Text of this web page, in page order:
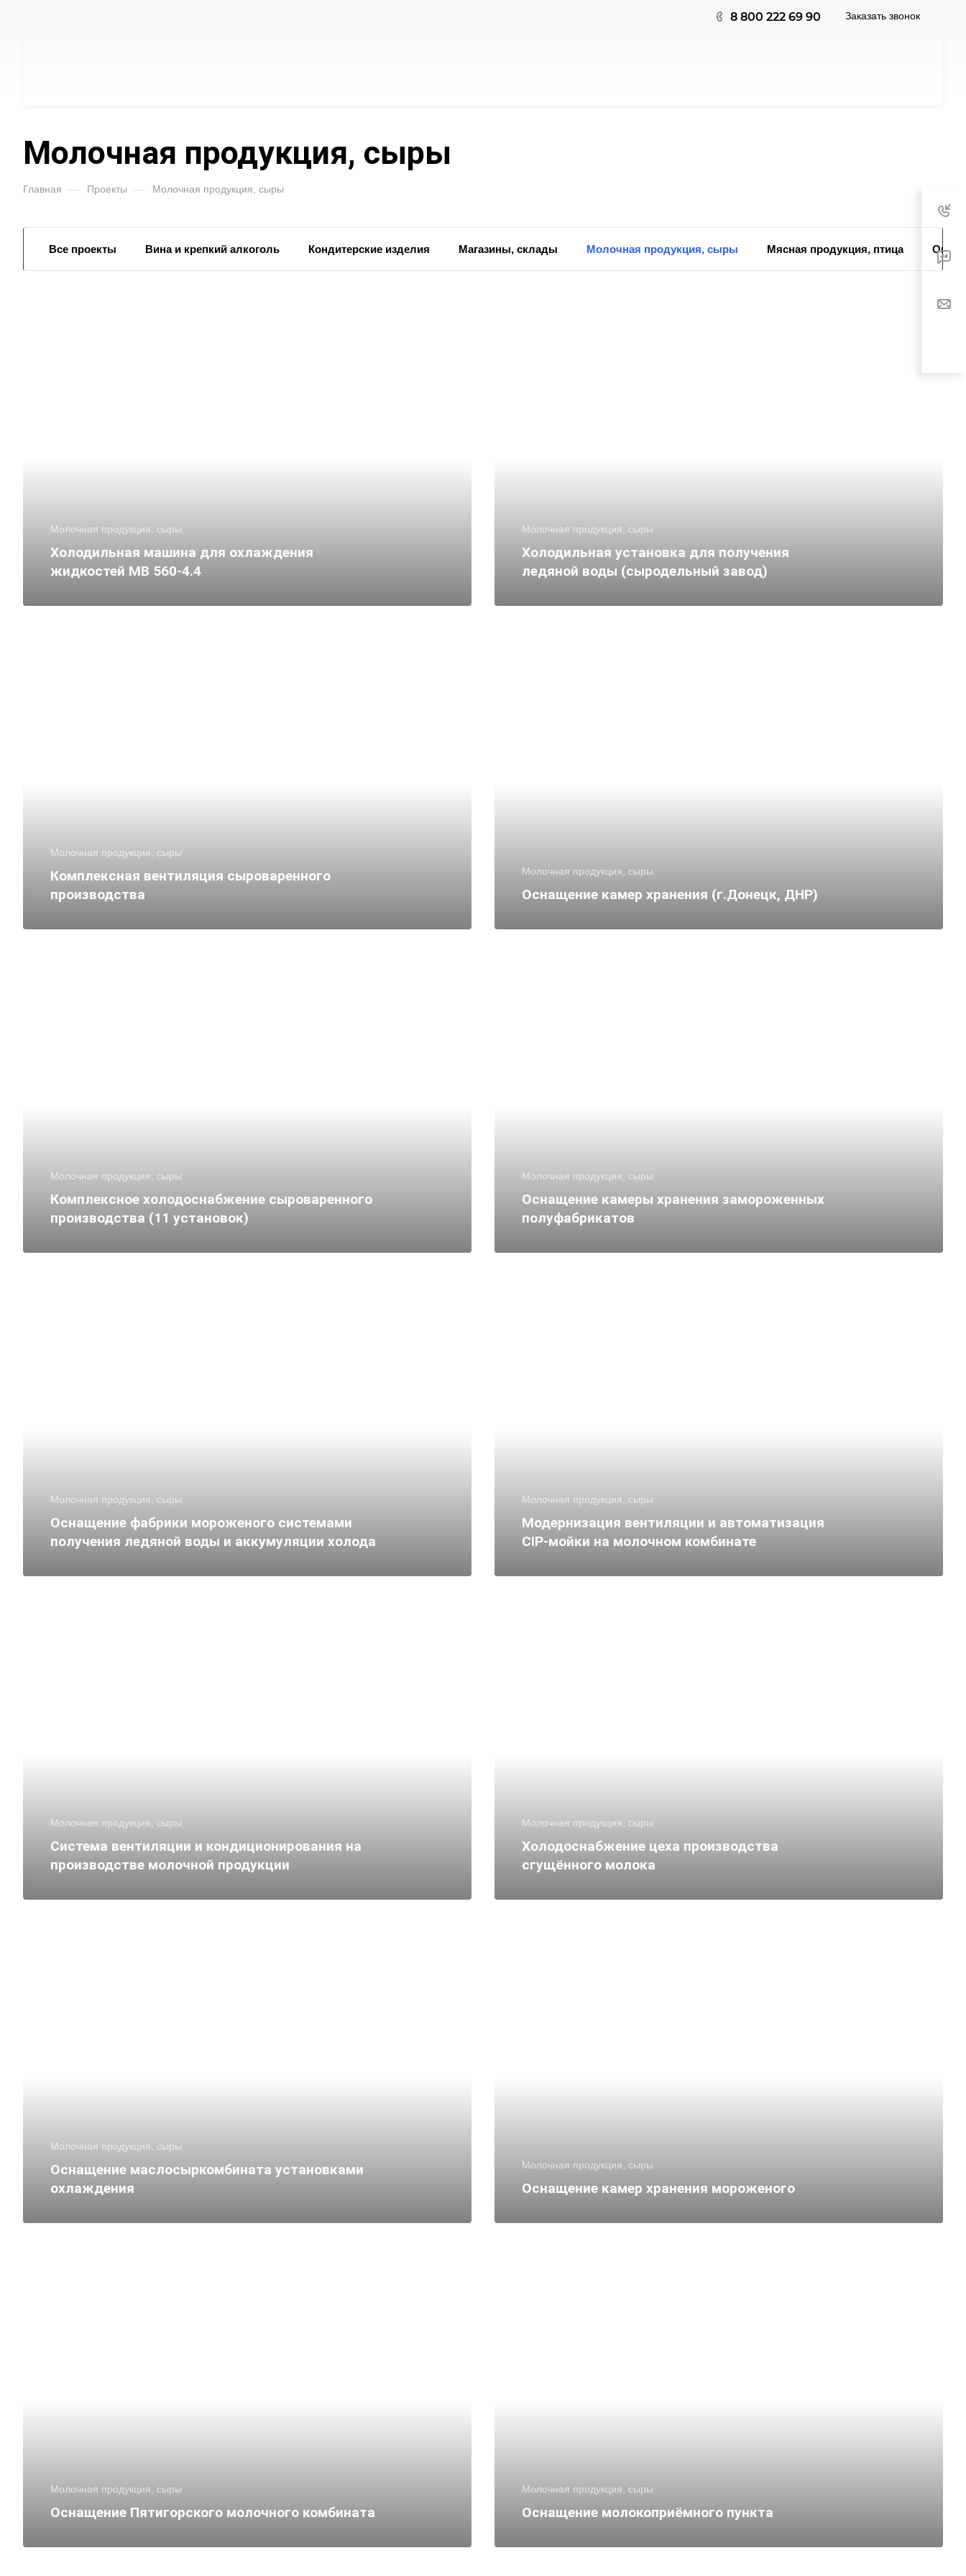
8 800 222 69 90 Заказать звонок
Молочная продукция, сыры
Главная — Проекты — Молочная продукция, сыры
Все проекты Вина и крепкий алкоголь Кондитерские изделия Магазины, склады Молочная продукция, сыры Мясная продукция, птица
Молочная продукция, сыры
Холодильная машина для охлаждения
жидкостей МВ 560‑4.4
Молочная продукция, сыры
Холодильная установка для получения
ледяной воды (сыродельный завод)
Молочная продукция, сыры
Комплексная вентиляция сыроваренного
производства
Молочная продукция, сыры
Оснащение камер хранения (г.Донецк, ДНР)
Молочная продукция, сыры
Комплексное холодоснабжение сыроваренного
производства (11 установок)
Молочная продукция, сыры
Оснащение камеры хранения замороженных
полуфабрикатов
Молочная продукция, сыры
Оснащение фабрики мороженого системами
получения ледяной воды и аккумуляции холода
Молочная продукция, сыры
Модернизация вентиляции и автоматизация
CIP-мойки на молочном комбинате
Молочная продукция, сыры
Система вентиляции и кондиционирования на
производстве молочной продукции
Молочная продукция, сыры
Холодоснабжение цеха производства
сгущённого молока
Молочная продукция, сыры
Оснащение маслосыркомбината установками
охлаждения
Молочная продукция, сыры
Оснащение камер хранения мороженого
Молочная продукция, сыры
Оснащение Пятигорского молочного комбината
Молочная продукция, сыры
Оснащение молокоприёмного пункта